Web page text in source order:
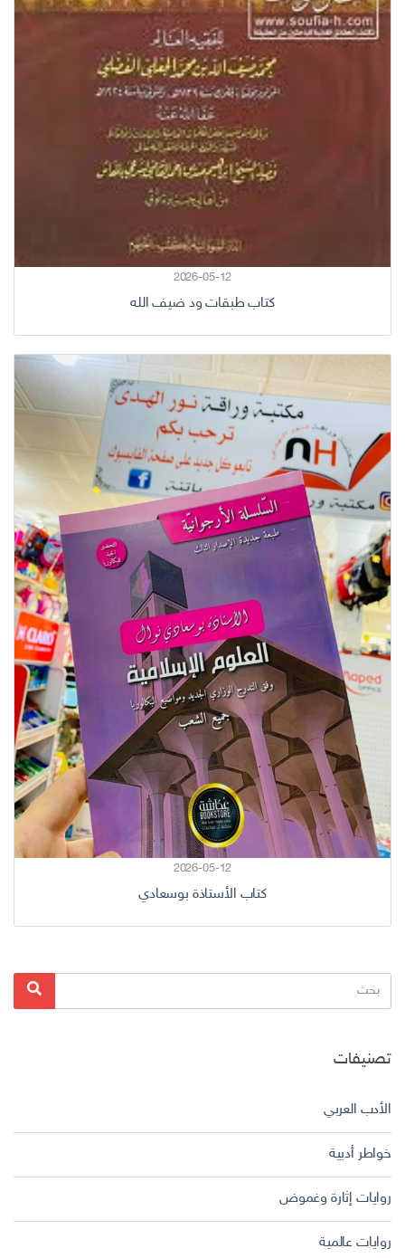
2026-05-12
كتاب طبقات ود ضيف الله
2026-05-12
كتاب الأستاذة بوسعادي
البحث
عن:
بحث
تصنيفات
الأدب العربي
خواطر أدبية
روايات إثارة وغموض
روايات عالمية